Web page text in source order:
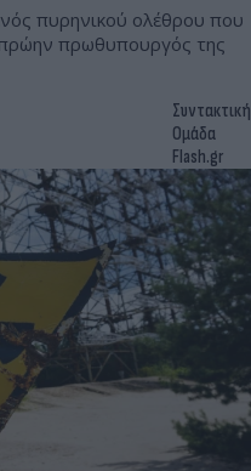
πυρηνικού ολέθρου που
πρωθυπουργός της
Συντακτική
Ομάδα
Flash.gr